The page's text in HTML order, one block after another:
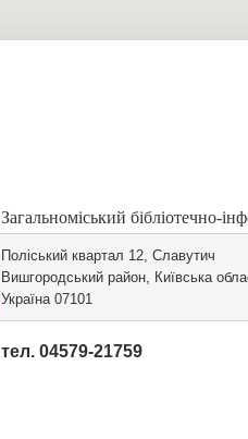
Загальноміський бібліотечно-
Поліський квартал 12, Славутич
Вишгородський район, Київська
Україна 07101
тел. 04579-21759